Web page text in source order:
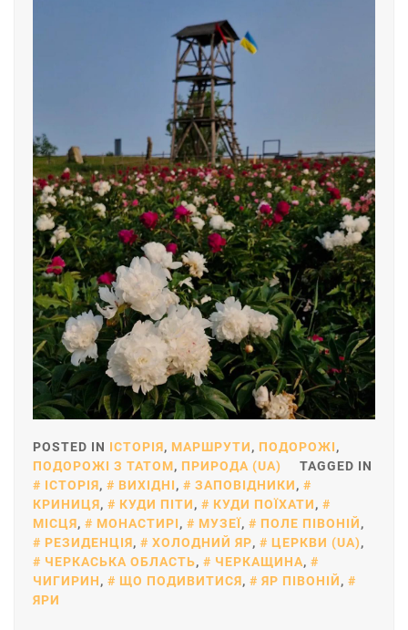
POSTED IN ІСТОРІЯ, МАРШРУТИ, ПОДОРОЖІ,
ПОДОРОЖІ З ТАТОМ, ПРИРОДА (UA)
TAGGED IN
ІСТОРІЯ, ВИХІДНІ, ЗАПОВІДНИКИ,
КРИНИЦЯ, КУДИ ПІТИ, КУДИ ПОЇХАТИ,
МІСЦЯ, МОНАСТИРІ, МУЗЕЇ, ПОЛЕ ПІВОНІЙ,
РЕЗИДЕНЦІЯ, ХОЛОДНИЙ ЯР, ЦЕРКВИ (UA),
ЧЕРКАСЬКА ОБЛАСТЬ, ЧЕРКАЩИНА,
ЧИГИРИН, ЩО ПОДИВИТИСЯ, ЯР ПІВОНІЙ,
ЯРИ